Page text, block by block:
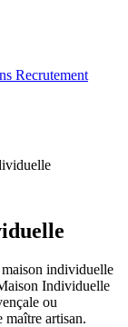
Recrutement
individuelle
Individuelle
ou
artisan.